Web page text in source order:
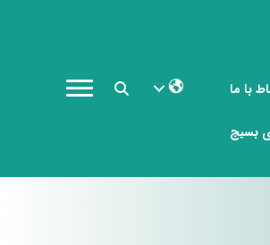
با ما
بسیج